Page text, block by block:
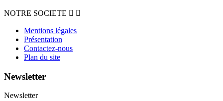
NOTRE SOCIETE  
Mentions légales
Présentation
Contactez-nous
Plan du site
Newsletter
Newsletter